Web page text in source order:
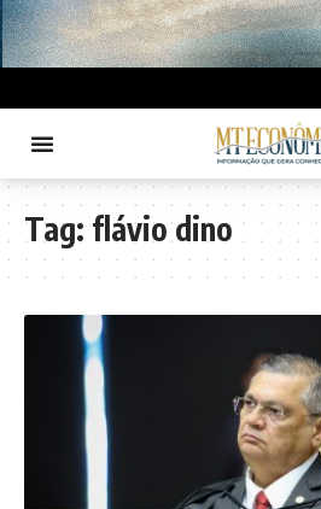
Tag: flávio dino